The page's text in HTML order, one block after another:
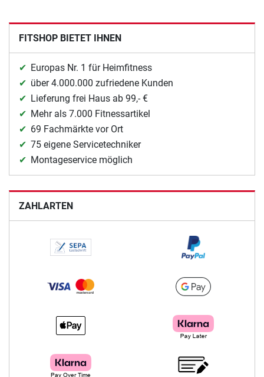
FITSHOP BIETET IHNEN
Europas Nr. 1 für Heimfitness
über 4.000.000 zufriedene Kunden
Lieferung frei Haus ab 99,- €
Mehr als 7.000 Fitnessartikel
69 Fachmärkte vor Ort
75 eigene Servicetechniker
Montageservice möglich
ZAHLARTEN